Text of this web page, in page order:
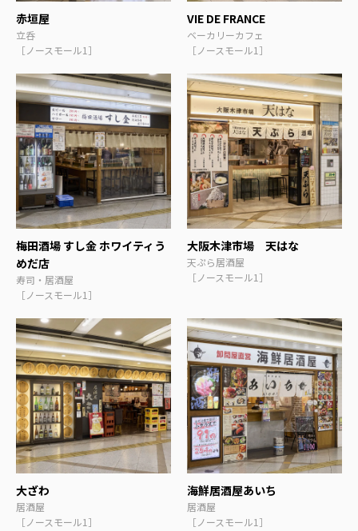
赤垣屋
立呑
［ノースモール1］
VIE DE FRANCE
ベーカリーカフェ
［ノースモール1］
梅田酒場 すし金 ホワイティう
めだ店
寿司・居酒屋
［ノースモール1］
大阪木津市場 天はな
天ぷら居酒屋
［ノースモール1］
大ざわ
居酒屋
［ノースモール1］
海鮮居酒屋あいち
居酒屋
［ノースモール1］